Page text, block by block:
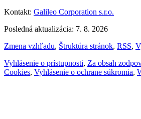
Kontakt: Galileo Corporation s.r.o.
Posledná aktualizácia: 7. 8. 2026
Zmena vzhľadu, Štruktúra stránok, RSS,
Vyhlásenie o prístupnosti, Za obsah
Cookies, Vyhlásenie o ochrane súkromia,